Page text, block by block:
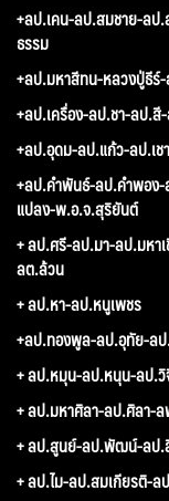
+ลป.เคน-ลป.สมชาย-ลป
ธรรม
+ลป.มหาสีทน-หลวงปู่ธีร์
+ลป.เครื่อง-ลป.ชา-ลป.สี
+ลป.อุดม-ลป.แก้ว-ลป.เช
+ลป.คำพันธ์-ลป.คำพอง
แปลง-พ.อ.จ.สุริยันต์
+ ลป.ศรี-ลป.มา-ลป.มหา
ลต.ล้วน
+ ลป.หา-ลป.หนูเพชร
+ลป.ทองพูล-ลป.อุทัย-ลป
+ ลป.หมุน-ลป.หนุน-ลป.
+ ลป.มหาศิลา-ลป.ศิลา-
+ ลป.สูนย์-ลป.พัฒน์-ลป.
+ ลป.ไม-ลป.สมเกียรติ-